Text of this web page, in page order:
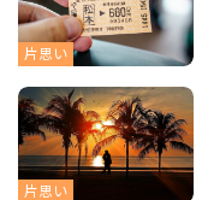
片思い
片思い